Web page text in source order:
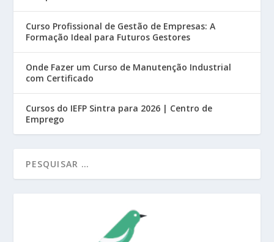
Curso Profissional de Gestão de Empresas: A
Formação Ideal para Futuros Gestores
Onde Fazer um Curso de Manutenção Industrial
com Certificado
Cursos do IEFP Sintra para 2026 | Centro de
Emprego